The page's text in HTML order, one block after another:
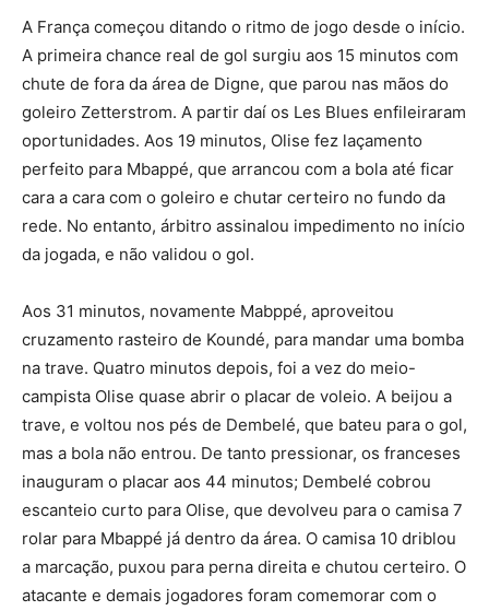
A França começou ditando o ritmo de jogo desde o início.
A primeira chance real de gol surgiu aos 15 minutos com
chute de fora da área de Digne, que parou nas mãos do
goleiro Zetterstrom. A partir daí os Les Blues enfileiraram
oportunidades. Aos 19 minutos, Olise fez laçamento
perfeito para Mbappé, que arrancou com a bola até ficar
cara a cara com o goleiro e chutar certeiro no fundo da
rede. No entanto, árbitro assinalou impedimento no início
da jogada, e não validou o gol.
Aos 31 minutos, novamente Mabppé, aproveitou
cruzamento rasteiro de Koundé, para mandar uma bomba
na trave. Quatro minutos depois, foi a vez do meio-
campista Olise quase abrir o placar de voleio. A beijou a
trave, e voltou nos pés de Dembelé, que bateu para o gol,
mas a bola não entrou. De tanto pressionar, os franceses
inauguram o placar aos 44 minutos; Dembelé cobrou
escanteio curto para Olise, que devolveu para o camisa 7
rolar para Mbappé já dentro da área. O camisa 10 driblou
a marcação, puxou para perna direita e chutou certeiro. O
atacante e demais jogadores foram comemorar com o